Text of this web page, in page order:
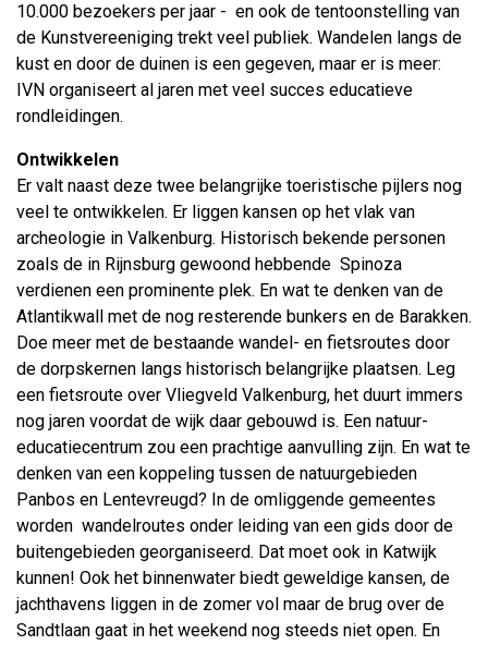
10.000 bezoekers per jaar - en ook de tentoonstelling van
de Kunstvereeniging trekt veel publiek. Wandelen langs de
kust en door de duinen is een gegeven, maar er is meer:
IVN organiseert al jaren met veel succes educatieve
rondleidingen.
Ontwikkelen
Er valt naast deze twee belangrijke toeristische pijlers nog
veel te ontwikkelen. Er liggen kansen op het vlak van
archeologie in Valkenburg. Historisch bekende personen
zoals de in Rijnsburg gewoond hebbende Spinoza
verdienen een prominente plek. En wat te denken van de
Atlantikwall met de nog resterende bunkers en de Barakken.
Doe meer met de bestaande wandel- en fietsroutes door
de dorpskernen langs historisch belangrijke plaatsen. Leg
een fietsroute over Vliegveld Valkenburg, het duurt immers
nog jaren voordat de wijk daar gebouwd is. Een natuur-
educatiecentrum zou een prachtige aanvulling zijn. En wat te
denken van een koppeling tussen de natuurgebieden
Panbos en Lentevreugd? In de omliggende gemeentes
worden wandelroutes onder leiding van een gids door de
buitengebieden georganiseerd. Dat moet ook in Katwijk
kunnen! Ook het binnenwater biedt geweldige kansen, de
jachthavens liggen in de zomer vol maar de brug over de
Sandtlaan gaat in het weekend nog steeds niet open. En